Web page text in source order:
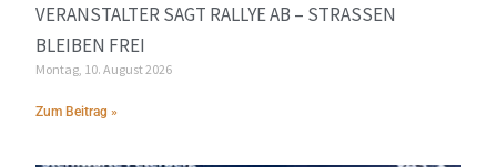
VERANSTALTER SAGT RALLYE AB – STRASSEN B
LEIBEN FREI
Montag, 10. August 2026
Zum Beitrag »